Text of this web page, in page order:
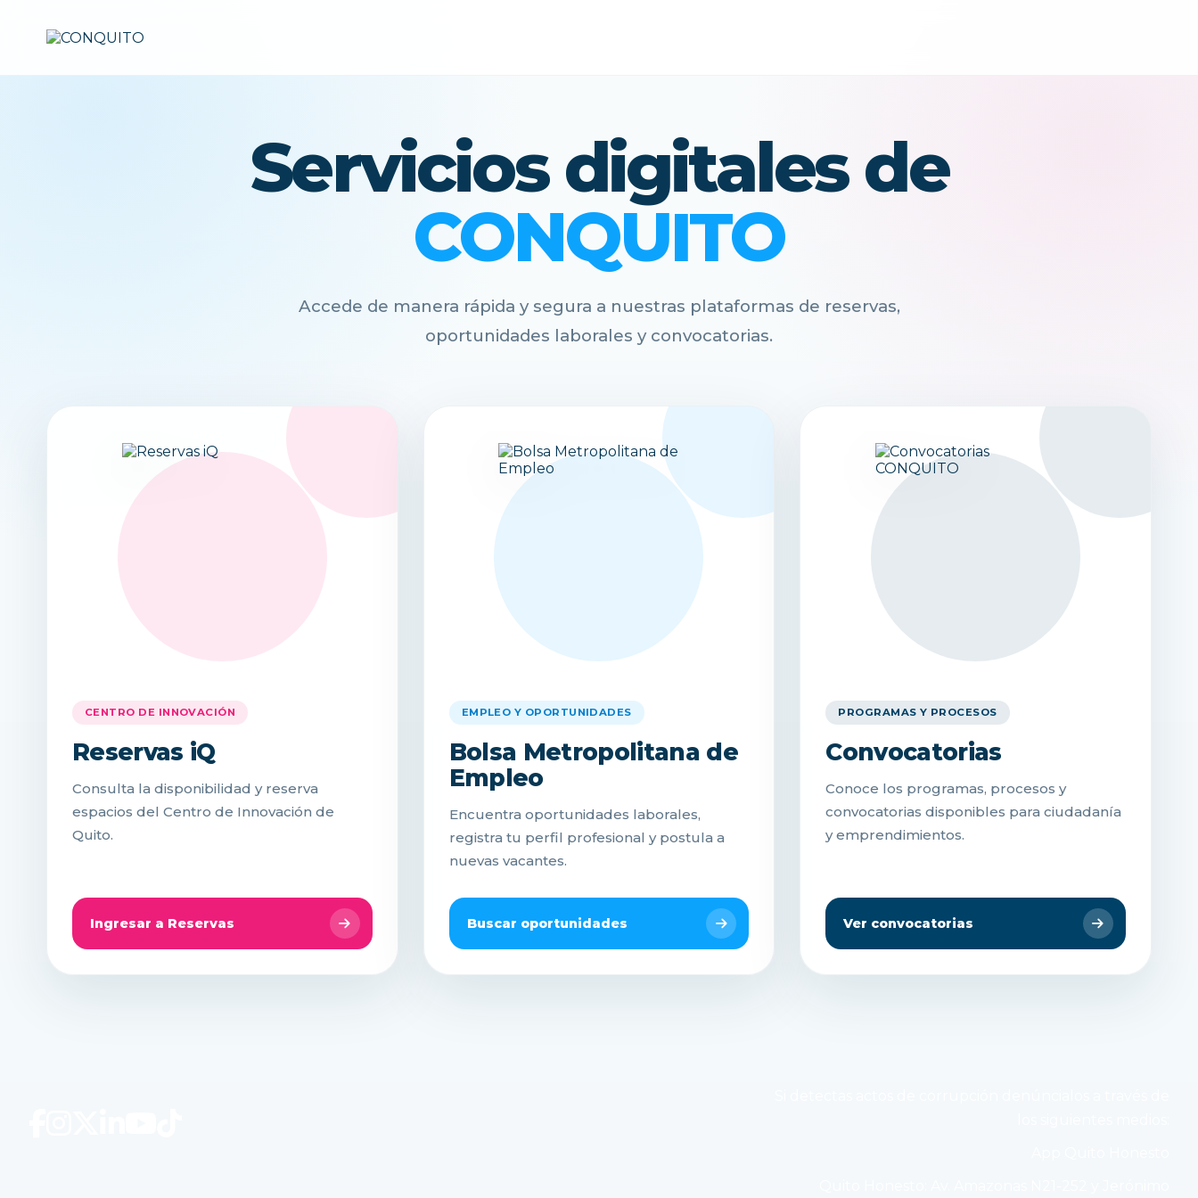
Servicios digitales de
CONQUITO
Accede de manera rápida y segura a nuestras plataformas de reservas,
oportunidades laborales y convocatorias.
CENTRO DE INNOVACIÓN
Reservas iQ
Consulta la disponibilidad y reserva
espacios del Centro de Innovación de
Quito.
Ingresar a Reservas
EMPLEO Y OPORTUNIDADES
Bolsa Metropolitana de
Empleo
Encuentra oportunidades laborales,
registra tu perfil profesional y postula a
nuevas vacantes.
Buscar oportunidades
PROGRAMAS Y PROCESOS
Convocatorias
Conoce los programas, procesos y
convocatorias disponibles para ciudadanía
y emprendimientos.
Ver convocatorias